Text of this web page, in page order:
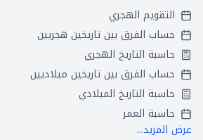
التقويم الهجري
حساب الفرق بين تاريخين هجريين
حاسبة التاريخ الهجري
حساب الفرق بين تاريخين ميلاديين
حاسبة التاريخ الميلادي
حاسبة العمر
عرض المزيد...